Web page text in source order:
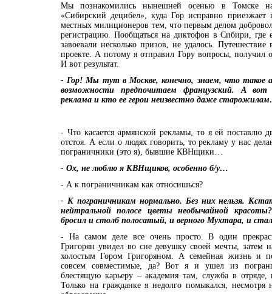
Мы познакомились нынешней осенью в Томске на
«Сибирский децибел», куда Гор исправно
местных милиционеров тем, что первым делом
регистрацию. Пообщаться на диктофон в Сибири, где
завоевали несколько призов, не удалось.
проекте. А потому я отправил Гору вопросы, получил
И вот результат.
- Гор! Мы тут в Москве, конечно, знаем, что такое
возможности предпочитаем французский. А
реклама и кто ее герои неизвестно даже
- Что касается армянской рекламы, то я ей поставлю
отстоя. А если о людях говорить, то рекламу у нас
пограничники (это я), бывшие КВНщики…
- Ох, не люблю я КВНщиков, особенно б/у…
- А к пограничникам как относишься?
- К пограничникам нормально. Без них нельзя.
нейтральной полосе цветы необычайной
бросил и столб полосатый, и верного Мухтара, и
- На самом деле все очень просто. В один
Григорян увидел во сне девушку своей мечты, затем
холостым Гором Григоряном. А семейная жизнь и
совсем совместимые, да? Вот я и ушел из
блестящую карьеру – академия там, служба в
Только на гражданке я недолго помыкался, несмотря